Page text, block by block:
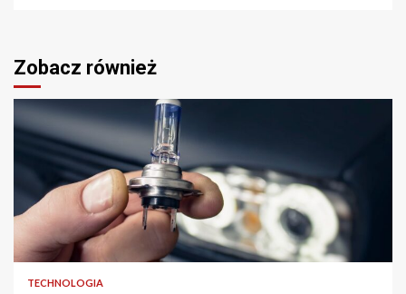
Zobacz również
2 min odczytu
TECHNOLOGIA